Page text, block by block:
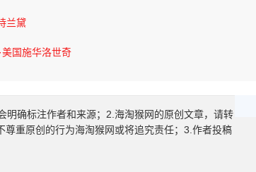
兰黛
·美国施华洛世奇
明确标注作者和来源；2.海淘猴网的原创文章，请转
重原创的行为海淘猴网或将追究责任；3.作者投稿